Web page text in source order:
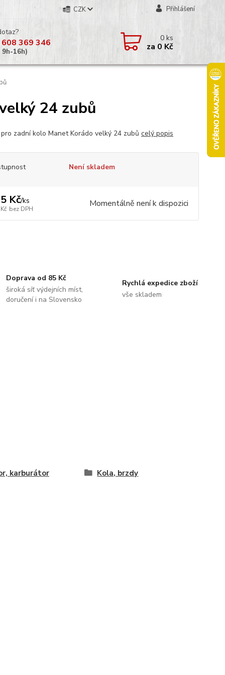
CZK Přihlášení
369 346
9h-16h)
0ks
za 0 Kč
24 zubů
pro zadní kolo Manet Korádo velký 24 zubů celý popis
Není skladem
Kč/ks
bez DPH Momentálně není k dispozici
Doprava od 85 Kč
široká síť výdejních míst,
doručení i na Slovensko
Rychlá expedice zboží
vše skladem
karburátor Kola, brzdy